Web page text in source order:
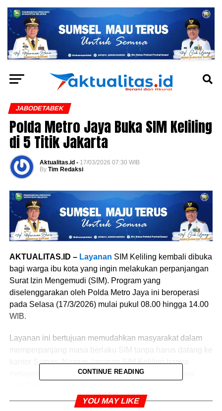
JABODETABEK
Polda Metro Jaya Buka SIM Keliling
di 5 Titik Jakarta
Aktualitas.id - 17/03/2026 07:30 WIB
By Tim Redaksi
AKTUALITAS.ID – Layanan SIM Keliling kembali dibuka
bagi warga ibu kota yang ingin melakukan perpanjangan
Surat Izin Mengemudi (SIM). Program yang
diselenggarakan oleh Polda Metro Jaya ini beroperasi
pada Selasa (17/3/2026) mulai pukul 08.00 hingga 14.00
WIB.
Layanan ini bertujuan memudahkan masyarakat dalam
memperpanjang masa berlaku SIM tanpa harus datang ke
kantor Satpas. Namun, layanan SIM Keliling hanya
melayani perpanjangan SIM A dan SIM C yang masa
CONTINUE READING
YOU MAY LIKE